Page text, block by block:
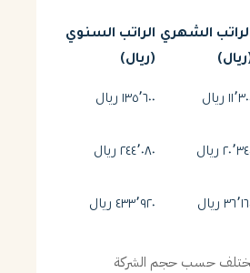
الشهري الراتب السنوي
(ريال)
ريال ١٣٥٬٦٠٠ ريال
ريال ٢٤٤٬٠٨٠ ريال
ريال ٤٣٣٬٩٢٠ ريال
وتختلف حسب حجم الشركة